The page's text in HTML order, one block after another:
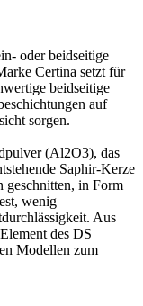
oder beidseitige
Certina setzt für
beidseitige
auf
sorgen.
(Al2O3), das
Saphir-Kerze
geschnitten, in Form
wenig
Aus
des DS
Modellen zum